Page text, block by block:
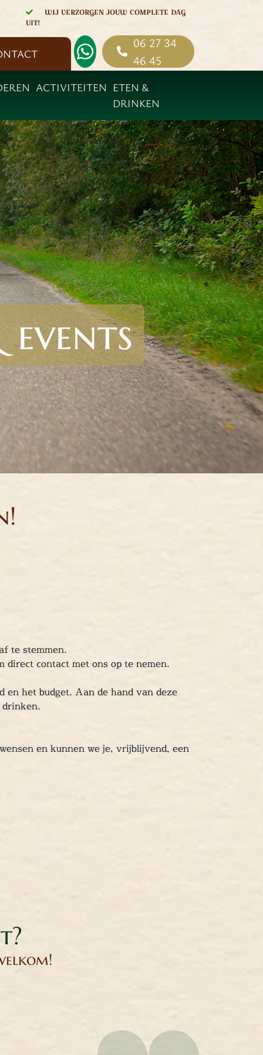
WIJ VERZORGEN JOUW COMPLETE DAG
UIT!
06 27 34
46 45
ACTIVITEITEN ETEN &
DRINKEN
te stemmen.
direct contact met ons op te nemen.
en het budget. Aan de hand van deze
drinken.
en kunnen we je, vrijblijvend, een